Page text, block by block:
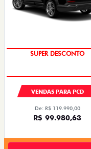
SUPER DESCONTO
VENDAS PARA PCD
De: R$ 119.990,00
R$ 99.980,63